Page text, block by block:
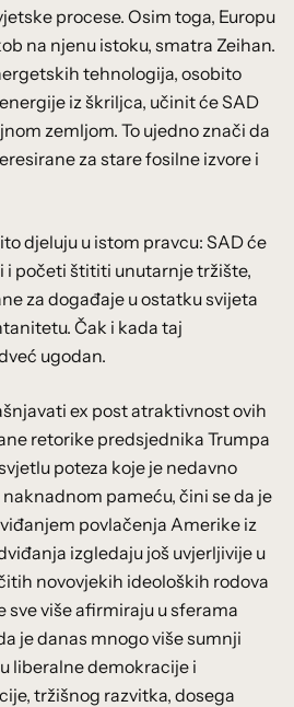
procese. Osim toga, Europu
na njenu istoku, smatra Zeihan.
tehnologija, osobito
iz škriljca, učinit će SAD
zemljom. To ujedno znači da
za stare fosilne izvore i
djeluju u istom pravcu: SAD će
i početi štititi unutarnje tržište,
za događaje u ostatku svijeta
Čak i kada taj
ugodan.
ex post atraktivnost ovih
retorike predsjednika Trumpa
poteza koje je nedavno
pameću, čini se da je
povlačenja Amerike iz
izgledaju još uvjerljivije u
novovjekih ideoloških rodova
više afirmiraju u sferama
je danas mnogo više sumnji
liberalne demokracije i
tržišnog razvitka, dosega